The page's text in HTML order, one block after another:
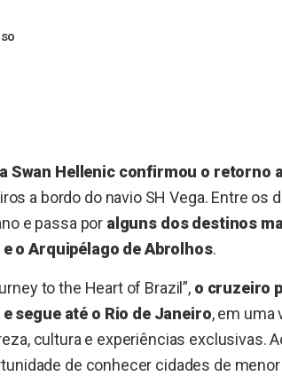
Swan Hellenic confirmou o retorno
a bordo do navio SH Vega. Entre os
e passa por alguns dos destinos
o Arquipélago de Abrolhos.
to the Heart of Brazil”, o cruzeiro
segue até o Rio de Janeiro, em uma
cultura e experiências exclusivas.
de conhecer cidades de